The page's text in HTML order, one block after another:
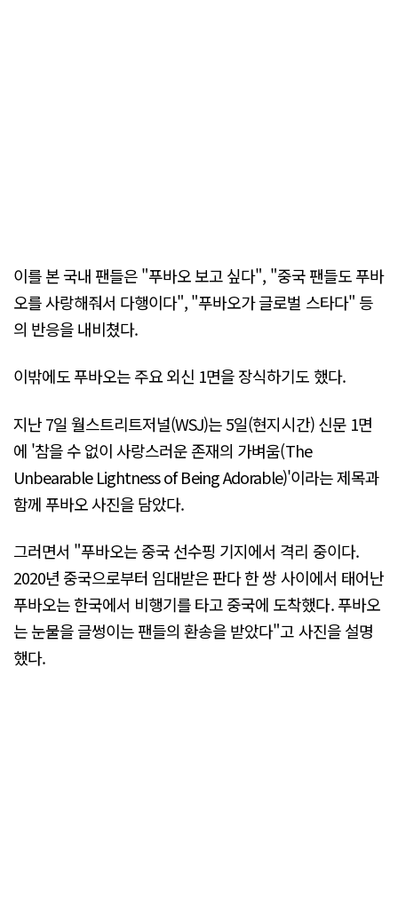
이를 본 국내 팬들은 "푸바오 보고 싶다", "중국 팬들도 푸바
오를 사랑해줘서 다행이다", "푸바오가 글로벌 스타다" 등
의 반응을 내비쳤다.
이밖에도 푸바오는 주요 외신 1면을 장식하기도 했다.
지난 7일 월스트리트저널(WSJ)는 5일(현지시간) 신문 1면
에 '참을 수 없이 사랑스러운 존재의 가벼움(The
Unbearable Lightness of Being Adorable)'이라는 제목과
함께 푸바오 사진을 담았다.
그러면서 "푸바오는 중국 선수핑 기지에서 격리 중이다.
2020년 중국으로부터 임대받은 판다 한 쌍 사이에서 태어난
푸바오는 한국에서 비행기를 타고 중국에 도착했다. 푸바오
는 눈물을 글썽이는 팬들의 환송을 받았다"고 사진을 설명
했다.